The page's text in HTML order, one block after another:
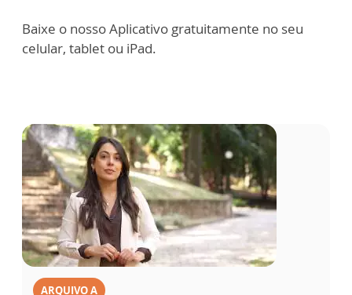
Baixe o nosso Aplicativo gratuitamente no seu
celular, tablet ou iPad.
ARQUIVO A